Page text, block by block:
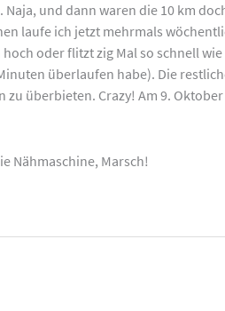
und dann waren die 10 km
laufe ich jetzt mehrmals
oder flitzt zig Mal so schnell
überlaufen habe). Die
zu überbieten. Crazy! Am 9.
Nähmaschine, Marsch!